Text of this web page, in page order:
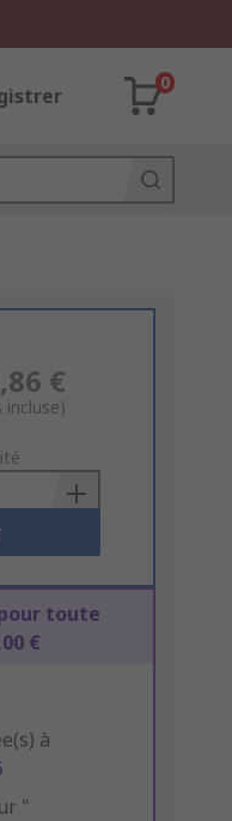
0
€
incluse)
toute
€
à
"